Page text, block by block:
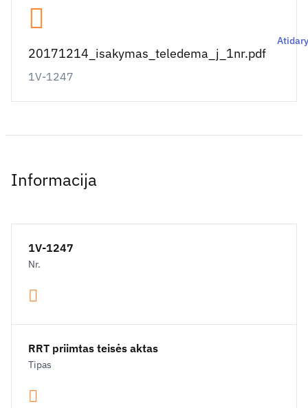
20171214_isakymas_teledema_j_1nr.pdf
1V-1247
Informacija
1V-1247
Nr.
RRT priimtas teisės aktas
Tipas